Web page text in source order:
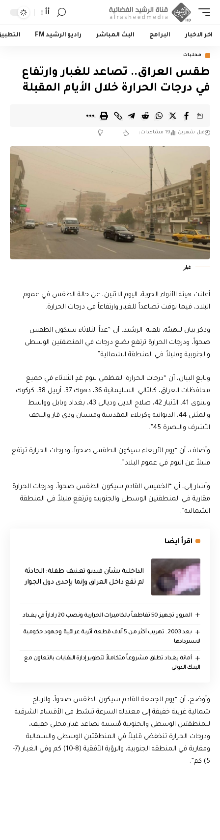
أأ
اخر الاخبار البرامج البث المباشر راديو الرشيد FM
محليات
طقس العراق.. تصاعد للغبار وارتفاع
في درجات الحرارة خلال الأيام المقبلة
قبل شهرين 19 مشاهدات
غبار
أعلنت هيئة الأنواء الجوية، اليوم الاثنين، عن حالة الطقس في عموم
البلاد، فيما توقت تصاعداً للغبار وارتفاعاً في درجات الحرارة.
وذكر بيان للهيئة، تلقته الرشيد، أن “غداً الثلاثاء سيكون الطقس
صحواً، ودرجات الحرارة ترتفع بضع درجات في المنطقتين الوسطى
والجنوبية وقليلاً في المنطقة الشمالية”.
وتابع البيان، أن “درجات الحرارة العظمى ليوم غدٍ الثلاثاء في جميع
محافظات العراق، كالتالي: السليمانية 36، دهوك 37، أربيل 38، كركوك
ونينوى 41، الأنبار 42، صلاح الدين وديالى 43، بغداد وبابل وواسط
والمثنى 44، الديوانية وكربلاء المقدسة وميسان وذي قار والنجف
الأشرف والبصرة 45”.
وأضاف، أن “يوم الأربعاء سيكون الطقس صحواً، ودرجات الحرارة ترتفع
قليلاً عن اليوم في عموم البلاد”.
وأشار إلى، أن “الخميس القادم سيكون الطقس صحواً، ودرجات الحرارة
مقاربة في المنطقتين الوسطى والجنوبية وترتفع قليلاً في المنطقة
الشمالية”.
اقرأ ايضا
الداخلية بشأن فيديو تعنيف طفلة: الحادثة
لم تقع داخل العراق وإنما بإحدى دول الجوار
المرور: تجهيز 50 تقاطعاً بالكاميرات الحرارية ونصب 20 راداراً في بغداد
بعد 2003.. تهريب أكثر من 5 آلاف قطعة أثرية عراقية وجهود حكومية
لاستردادها
أمانة بغداد تطلق مشروعاً متكاملاً لتطوير إدارة النفايات بالتعاون مع
البنك الدولي
وأوضح، أن “يوم الجمعة القادم سيكون الطقس صحواً، والرياح
شمالية غربية خفيفة إلى معتدلة السرعة تنشط في الأقسام الشرقية
للمنطقتين الوسطى والجنوبية مُسببة تصاعد غبار محلي خفيف،
ودرجات الحرارة تنخفض قليلاً في المنطقتين الوسطى والشمالية
ومقاربة في المنطقة الجنوبية، والرؤية الأفقية (8-10) كم وفي الغبار (7-
5) كم”.